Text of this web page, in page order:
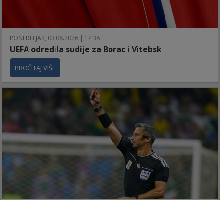
PONEDELJAK, 03.08.2026 | 17:38
UEFA odredila sudije za Borac i Vitebsk
PROČITAJ VIŠE